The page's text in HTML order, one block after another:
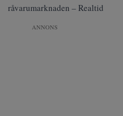
råvarumarknaden – Realtid
ANNONS